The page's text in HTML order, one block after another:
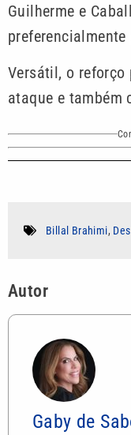
Guilherme e
Versátil, o
ataque e também
Billal Brahimi,
Autor
Gaby de